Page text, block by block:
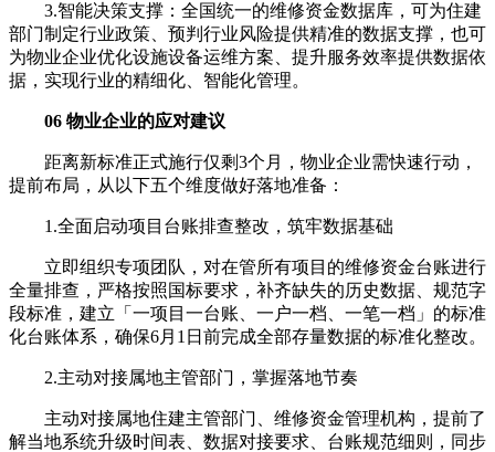
3.智能决策支撑：全国统一的维修资金数据库，可为住建
部门制定行业政策、预判行业风险提供精准的数据支撑，也可
为物业企业优化设施设备运维方案、提升服务效率提供数据依
据，实现行业的精细化、智能化管理。
06 物业企业的应对建议
距离新标准正式施行仅剩3个月，物业企业需快速行动，
提前布局，从以下五个维度做好落地准备：
1.全面启动项目台账排查整改，筑牢数据基础
立即组织专项团队，对在管所有项目的维修资金台账进行
全量排查，严格按照国标要求，补齐缺失的历史数据、规范字
段标准，建立「一项目一台账、一户一档、一笔一档」的标准
化台账体系，确保6月1日前完成全部存量数据的标准化整改。
2.主动对接属地主管部门，掌握落地节奏
主动对接属地住建主管部门、维修资金管理机构，提前了
解当地系统升级时间表、数据对接要求、台账规范细则，同步